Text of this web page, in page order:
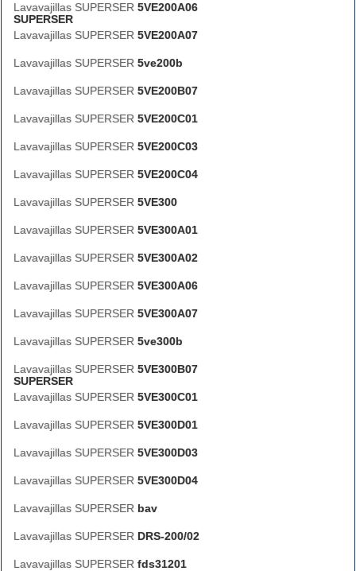
Lavavajillas SUPERSER 5VE200A06
SUPERSER
Lavavajillas SUPERSER 5VE200A07
Lavavajillas SUPERSER 5ve200b
Lavavajillas SUPERSER 5VE200B07
Lavavajillas SUPERSER 5VE200C01
Lavavajillas SUPERSER 5VE200C03
Lavavajillas SUPERSER 5VE200C04
Lavavajillas SUPERSER 5VE300
Lavavajillas SUPERSER 5VE300A01
Lavavajillas SUPERSER 5VE300A02
Lavavajillas SUPERSER 5VE300A06
Lavavajillas SUPERSER 5VE300A07
Lavavajillas SUPERSER 5ve300b
Lavavajillas SUPERSER 5VE300B07
SUPERSER
Lavavajillas SUPERSER 5VE300C01
Lavavajillas SUPERSER 5VE300D01
Lavavajillas SUPERSER 5VE300D03
Lavavajillas SUPERSER 5VE300D04
Lavavajillas SUPERSER bav
Lavavajillas SUPERSER DRS-200/02
Lavavajillas SUPERSER fds31201